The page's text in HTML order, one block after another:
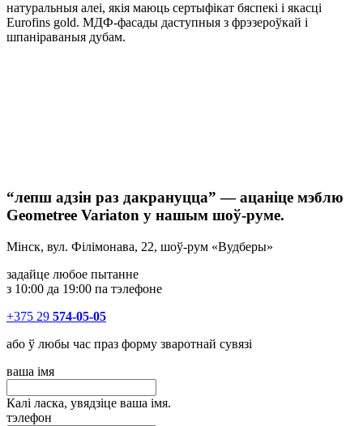
натуральныя алеі, якія маюць сертыфікат бяспекі і якасці
Eurofins gold. МДФ-фасады даступныя з фрэзероўкай і
шпаніраваныя дубам.
“лепш адзін раз дакрануцца” — ацаніце мэблю
Geometree Variaton у нашым шоў-руме.
Мінск, вул. Філімонава, 22, шоў-рум «Вудберы»
задайце любое пытанне
з 10:00 да 19:00 па тэлефоне
+375 29 574-05-05
або ў любы час праз форму зваротнай сувязі
ваша імя
Калі ласка, увядзіце ваша імя.
тэлефон